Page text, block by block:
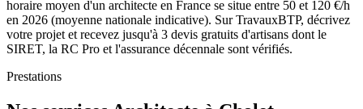
horaire moyen d'un architecte en France se situe entre 50 et 120 €/h
en 2026 (moyenne nationale indicative). Sur TravauxBTP, décrivez
votre projet et recevez jusqu'à 3 devis gratuits d'artisans dont le
SIRET, la RC Pro et l'assurance décennale sont vérifiés.
Prestations